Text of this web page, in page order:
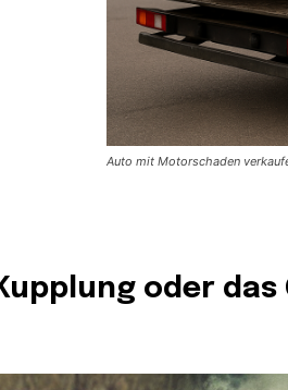
Auto mit Motorschaden
oder das